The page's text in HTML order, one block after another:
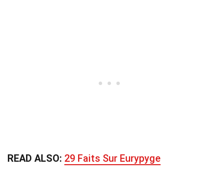
READ ALSO: 29 Faits Sur Eurypyge